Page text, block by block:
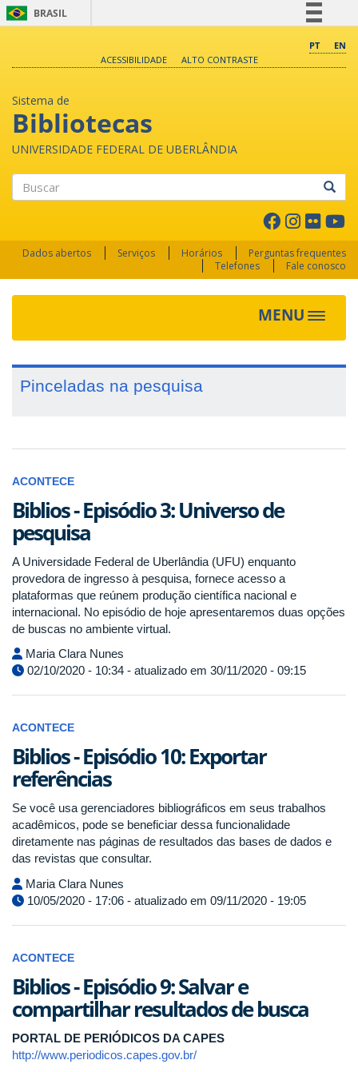
BRASIL
Comunica BR
PT
EN
ACESSIBILIDADE
ALTO CONTRASTE
Sistema de
Bibliotecas
UNIVERSIDADE FEDERAL DE UBERLÂNDIA
Dados abertos Serviços Horários
Perguntas frequentes
Telefones
Fale conosco
MENU Toggle
Pinceladas na pesquisa
ACONTECE
Biblios - Episódio 3: Universo de
pesquisa
A Universidade Federal de Uberlândia (UFU) enquanto
provedora de ingresso à pesquisa, fornece acesso a
plataformas que reúnem produção científica nacional e
internacional. No episódio de hoje apresentaremos duas opções
de buscas no ambiente virtual.
Maria Clara Nunes
02/10/2020 - 10:34 - atualizado em 30/11/2020 - 09:15
ACONTECE
Biblios - Episódio 10: Exportar
referências
Se você usa gerenciadores bibliográficos em seus trabalhos
acadêmicos, pode se beneficiar dessa funcionalidade
diretamente nas páginas de resultados das bases de dados e
das revistas que consultar.
Maria Clara Nunes
10/05/2020 - 17:06 - atualizado em 09/11/2020 - 19:05
ACONTECE
Biblios - Episódio 9: Salvar e
compartilhar resultados de busca
PORTAL DE PERIÓDICOS DA CAPES
http://www.periodicos.capes.gov.br/